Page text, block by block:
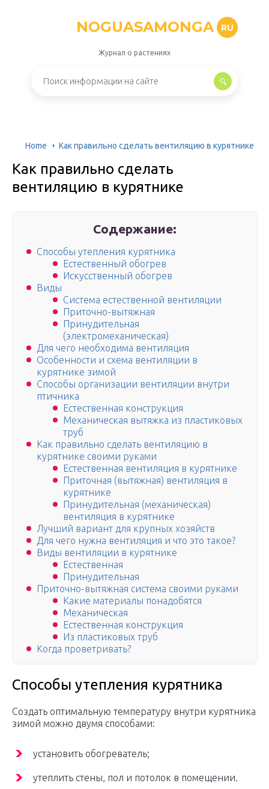
NOGUASAMONGA RU
Журнал о растениях
Home Как правильно сделать вентиляцию в курятнике
Как правильно сделать
вентиляцию в курятнике
Содержание:
Способы утепления курятника
Естественный обогрев
Искусственный обогрев
Виды
Система естественной вентиляции
Приточно-вытяжная
Принудительная
(электромеханическая)
Для чего необходима вентиляция
Особенности и схема вентиляции в
курятнике зимой
Способы организации вентиляции внутри
птичника
Естественная конструкция
Механическая вытяжка из пластиковых
труб
Как правильно сделать вентиляцию в
курятнике своими руками
Естественная вентиляция в курятнике
Приточная (вытяжная) вентиляция в
курятнике
Принудительная (механическая)
вентиляция в курятнике
Лучший вариант для крупных хозяйств
Для чего нужна вентиляция и что это такое?
Виды вентиляции в курятнике
Естественная
Принудительная
Приточно-вытяжная система своими руками
Какие материалы понадобятся
Механическая
Естественная конструкция
Из пластиковых труб
Когда проветривать?
Способы утепления курятника
Создать оптимальную температуру внутри курятника
зимой можно двумя способами:
установить обогреватель;
утеплить стены, пол и потолок в помещении.